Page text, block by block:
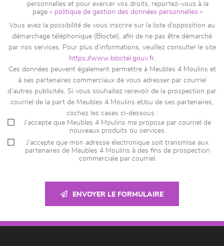
personnelles et pour exercer vos droits, reportez-vous à la
page « politique de gestion des données personnelles »
Vous avez la possibilité de vous inscrire sur la liste d’opposition au
démarchage téléphonique (Bloctel), afin de ne pas être démarché
par nos services. Pour plus d’informations, veuillez consulter le site
https://www.bloctel.gouv.fr.
Ces données peuvent également permettre à Meubles 4 Moulins et
à ses partenaires commerciaux de vous adresser par courriel
d’autres publicités. Si vous souhaitez recevoir de la prospection par
courriel de la part de Meubles 4 Moulins et/ou de ses partenaires,
cochez les cases ci-dessous :
J’accepte que Meubles 4 Moulins me propose par courriel de
nouveaux produits ou services.
J’accepte que mon adresse électronique soit transmise aux
partenaires de Meubles 4 Moulins à des fins de prospection
commerciale par courriel.
ENVOYER LE FORMULAIRE